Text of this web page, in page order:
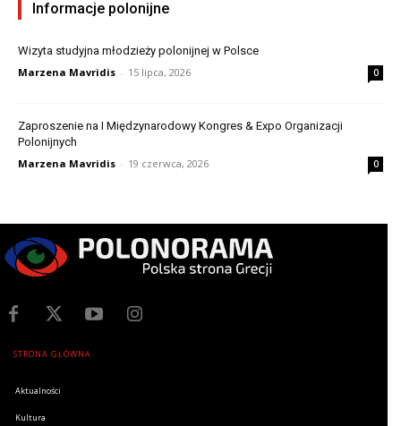
Informacje polonijne
Wizyta studyjna młodzieży polonijnej w Polsce
Marzena Mavridis - 15 lipca, 2026 0
Zaproszenie na I Międzynarodowy Kongres & Expo Organizacji
Polonijnych
Marzena Mavridis - 19 czerwca, 2026 0
STRONA GŁÓWNA
Aktualności
Kultura